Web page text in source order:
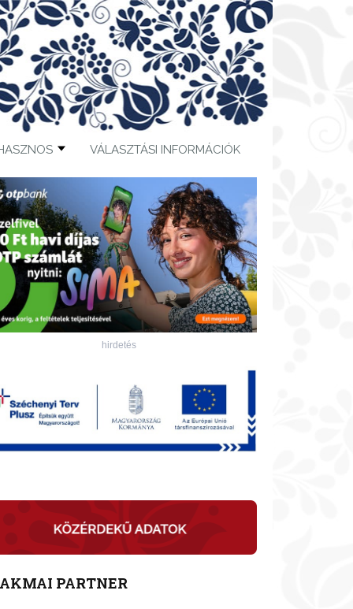
VÁLASZTÁSI INFORMÁCIÓK
hirdetés
PARTNER